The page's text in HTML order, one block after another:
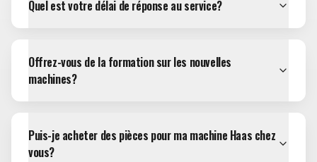
Quel est votre délai de réponse au service?
Offrez-vous de la formation sur les nouvelles
machines?
Puis-je acheter des pièces pour ma machine Haas chez
vous?